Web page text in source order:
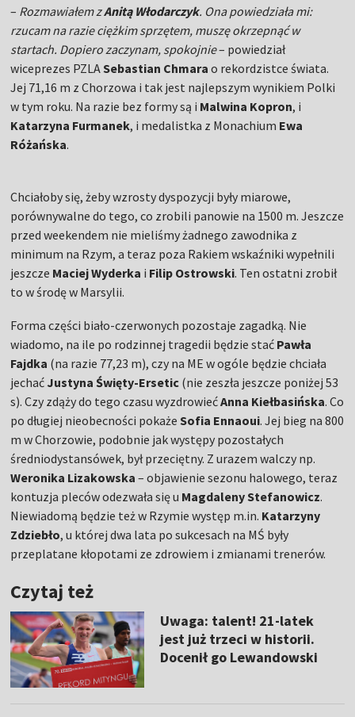
– Rozmawiałem zAnitą Włodarczyk. Ona powiedziała mi:
rzucam na razie ciężkim sprzętem, muszę okrzepnąć w
startach. Dopiero zaczynam, spokojnie– powiedział
wiceprezes PZLASebastian Chmara o rekordzistce świata.
Jej 71,16 m z Chorzowa i tak jest najlepszym wynikiem Polki
w tym roku. Na razie bez formy są i Malwina Kopron, i
Katarzyna Furmanek, i medalistka z Monachium Ewa
Różańska.
Chciałoby się, żeby wzrosty dyspozycji były miarowe,
porównywalne do tego, co zrobili panowie na 1500 m. Jeszcze
przed weekendem nie mieliśmy żadnego zawodnika z
minimum na Rzym, a teraz poza Rakiem wskaźniki wypełnili
jeszcze Maciej Wyderka i Filip Ostrowski. Ten ostatni zrobił
to w środę w Marsylii.
Forma części biało-czerwonych pozostaje zagadką. Nie
wiadomo, na ile po rodzinnej tragedii będzie stać Pawła
Fajdka (na razie 77,23 m), czy na ME w ogóle będzie chciała
jechać Justyna Święty-Ersetic (nie zeszła jeszcze poniżej 53
s). Czy zdąży do tego czasu wyzdrowiećAnna Kiełbasińska. Co
po długiej nieobecności pokażeSofia Ennaoui. Jej bieg na 800
m w Chorzowie, podobnie jak występy pozostałych
średniodystansówek, był przeciętny. Z urazem walczy np.
Weronika Lizakowska – objawienie sezonu halowego, teraz
kontuzja pleców odezwała się u Magdaleny Stefanowicz.
Niewiadomą będzie też w Rzymie występ m.in. Katarzyny
Zdziebło, u której dwa lata po sukcesach na MŚ były
przeplatane kłopotami ze zdrowiem i zmianami trenerów.
Czytaj też
Uwaga: talent! 21-latek
jest już trzeci w historii.
Docenił go Lewandowski